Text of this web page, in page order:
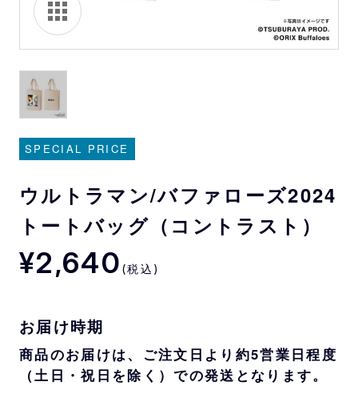
SPECIAL PRICE
ウルトラマン/バファローズ2024
トートバッグ（コントラスト）
¥2,640 (税込)
お届け時期
商品のお届けは、ご注文日より約5営業日程度
（土日・祝日を除く）での発送となります。